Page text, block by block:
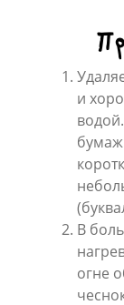
и
В
огне